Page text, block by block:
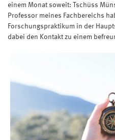
einem Monat soweit: Tschüss
Professor meines Fachbereichs
Forschungspraktikum in der
dabei den Kontakt zu einem